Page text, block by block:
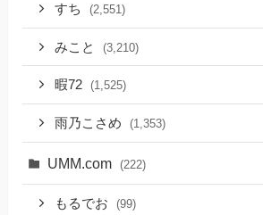
すち (2,551)
みこと (3,210)
暇72 (1,525)
雨乃こさめ (1,353)
UMM.com (222)
もるでお (99)